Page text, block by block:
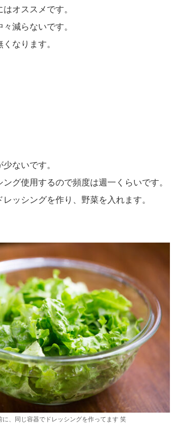
オススメです。
減らないです。
なります。
ないです。
グ使用するので頻度は週一くらいです。
ッシングを作り、野菜を入れます。
に、同じ容器でドレッシングを作ってます 笑